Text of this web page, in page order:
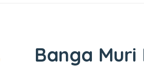
Banga Muri